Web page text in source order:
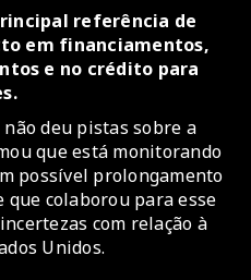
referência de
em financiamentos,
e no crédito para
não deu pistas sobre a
que está monitorando
possível prolongamento
que colaborou para esse
com relação à
Unidos.